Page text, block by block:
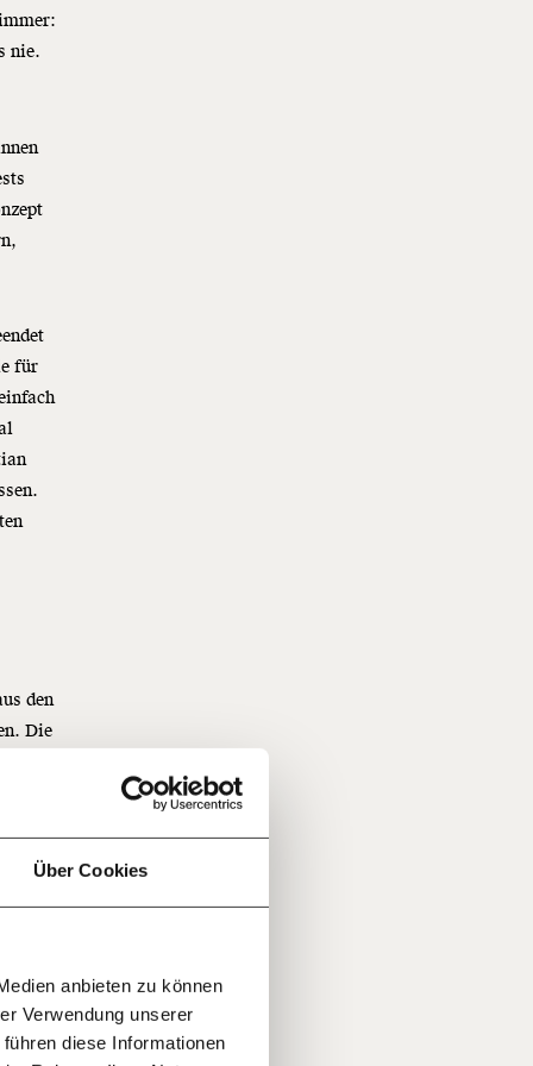
Über Cookies
anbieten zu können
Verwendung unserer
diese Informationen
die
100€ €
nie.
für
den
Die